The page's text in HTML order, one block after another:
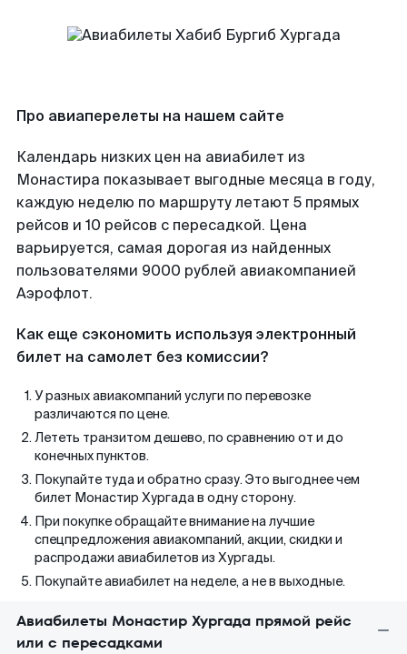
Про авиаперелеты на нашем сайте
Календарь низких цен на авиабилет из
Монастира показывает выгодные месяца в году,
каждую неделю по маршруту летают 5 прямых
рейсов и 10 рейсов с пересадкой. Цена
варьируется, самая дорогая из найденных
пользователями 9000 рублей авиакомпанией
Аэрофлот.
Как еще сэкономить используя электронный
билет на самолет без комиссии?
У разных авиакомпаний услуги по перевозке
различаются по цене.
Лететь транзитом дешево, по сравнению от и до
конечных пунктов.
Покупайте туда и обратно сразу. Это выгоднее чем
билет Монастир Хургада в одну сторону.
При покупке обращайте внимание на лучшие
спецпредложения авиакомпаний, акции, скидки и
распродажи авиабилетов из Хургады.
Покупайте авиабилет на неделе, а не в выходные.
Авиабилеты Монастир Хургада прямой рейс
или с пересадками